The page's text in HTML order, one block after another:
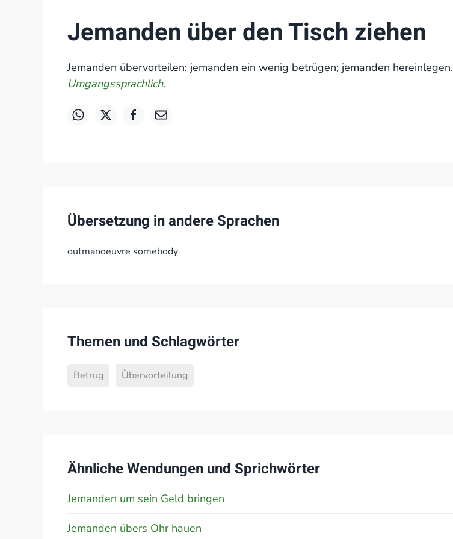
Jemanden über den Tisch ziehen
Jemanden übervorteilen; jemanden ein wenig betrügen; jemanden hereinlegen.
Umgangssprachlich.
Übersetzung in andere Sprachen
outmanoeuvre somebody
Themen und Schlagwörter
Betrug Übervorteilung
Ähnliche Wendungen und Sprichwörter
Jemanden um sein Geld bringen
Jemanden übers Ohr hauen